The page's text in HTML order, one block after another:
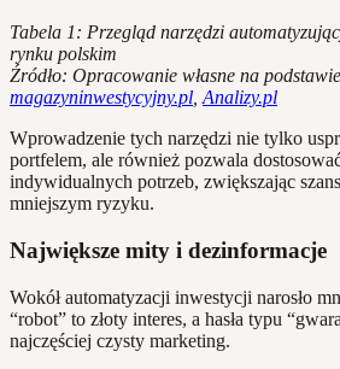
Tabela 1: Przegląd narzędzi
rynku polskim
Źródło: Opracowanie własne na podstawie
magazyninwestycyjny.pl Analizy.pl
Wprowadzenie tych narzędzi nie tylko
portfelem, ale również pozwala
indywidualnych potrzeb, zwiększając
mniejszym ryzyku.
Największe mity i dezinformacje
Wokół automatyzacji inwestycji narosło
“robot” to złoty interes, a hasła typu
najczęściej czysty marketing.